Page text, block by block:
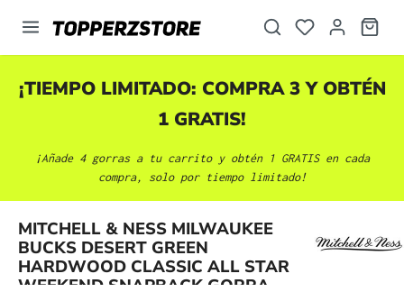
principal
¡TIEMPO LIMITADO: COMPRA 3 Y OBTÉN
1 GRATIS!
¡Añade 4 gorras a tu carrito y obtén 1 GRATIS en cada
compra, solo por tiempo limitado!
MITCHELL & NESS MILWAUKEE
BUCKS DESERT GREEN
HARDWOOD CLASSIC ALL STAR
WEEKEND SNAPBACK GORRA
Omitir galería de imágenes